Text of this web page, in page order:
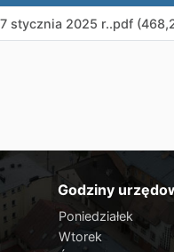
stycznia 2025 r..pdf
Godziny
Poniedziałek
Wtorek